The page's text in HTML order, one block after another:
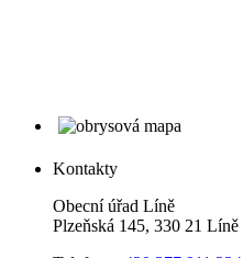
Kontakty
Obecní úřad Líně
Plzeňská 145, 330 21 Líně